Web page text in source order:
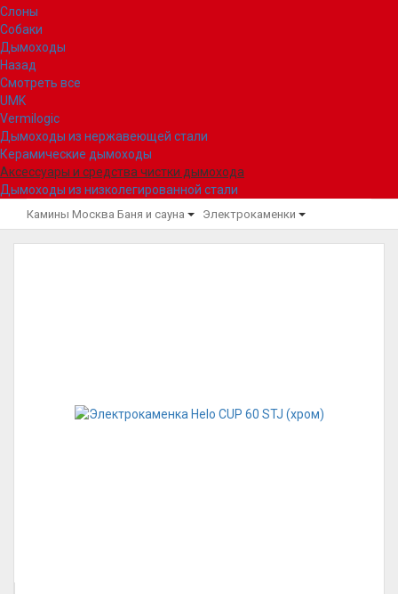
Слоны
Собаки
Дымоходы
Назад
Смотреть все
UMK
Vermilogic
Дымоходы из нержавеющей стали
Керамические дымоходы
Аксессуары и средства чистки дымохода
Дымоходы из низколегированной стали
Камины Москва Баня и сауна Электрокаменки